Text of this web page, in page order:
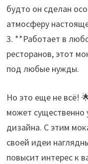
будто он сделан
атмосферу
3. **Работает в
ресторанов, этот
под любые нужды.
Но это еще не всё!
может существенно
дизайна. С этим
своей идеи
повысит интерес к